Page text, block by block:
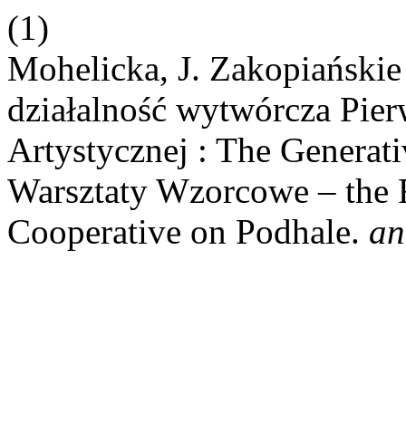
(1)
Mohelicka, J.
działalność wytwórcza
Artystycznej : The
Warsztaty Wzorcowe –
Cooperative on Podhale. an